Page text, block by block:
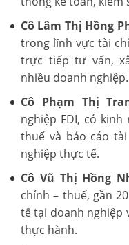
Cô Lâm Thị Hồng
trong lĩnh vực tài
trực tiếp tư vấn,
nhiều doanh nghiệp.
Cô Phạm Thị
nghiệp FDI, có
thuế và báo cáo
nghiệp thực tế.
Cô Vũ Thị Hồng
chính – thuế, gần
tế tại doanh nghiệp
thực hành.